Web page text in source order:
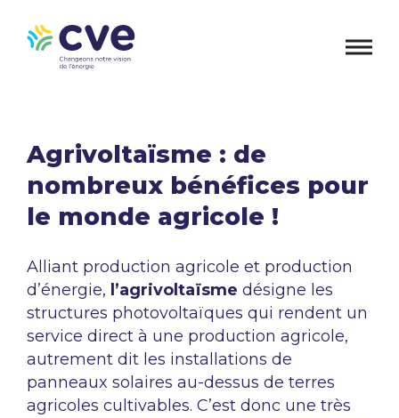
Agrivoltaïsme : de
nombreux bénéfices pour
le monde agricole !
Alliant production agricole et production
d’énergie, l’agrivoltaïsme désigne les
structures photovoltaïques qui rendent un
service direct à une production agricole,
autrement dit les installations de
panneaux solaires au-dessus de terres
agricoles cultivables. C’est donc une très